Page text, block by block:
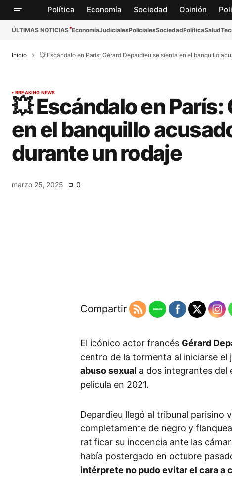
Política Economía Sociedad Opinión
ÚLTIMAS NOTICIAS EconomíaJudicialesPolicialesSociedadPolíticaSalud
Inicio 💥 Escándalo en París: Gérard Depardieu se sienta en el banquillo
BREAKING NEWS
💥 Escándalo en
en el banquillo
durante un rodaje
marzo 25, 2025 0
Compartir
El icónico actor francés Gérard
centro de la tormenta al iniciarse el
abuso sexual a dos integrantes del
película en 2021.
Depardieu llegó al tribunal parisino
completamente de negro y
ratificar su inocencia ante las
había postergado en octubre
intérprete no pudo evitar el cara a